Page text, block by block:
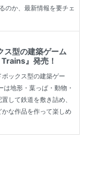
のか、最新情報を要チェ
ス型の建築ゲーム
Trains』発売！
ックス型の建築ゲー
は地形・葉っぱ・動物・
して鉄道を敷き詰め、
な作品を作って楽しめ